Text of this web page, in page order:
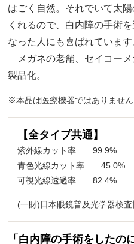
はごく自然。それでいて太
くれるので、白内障の手術
なった人にも喜ばれています
メガネの老舗、セイコー
製品化。
※本品は医療機器ではありません
【全タイプ共通】
紫外線カット率……99.9%
青色光線カット率……45.0%
可視光線透過率……82.4%
(一財)日本眼鏡普及光学器検査
「白内障の手術をしたの